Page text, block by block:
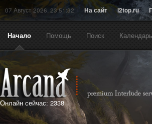
07 Август 2026, 23:51:32 На сайт l2top.ru
Начало Помощь Поиск Календарь
Онлайн сейчас: 2338